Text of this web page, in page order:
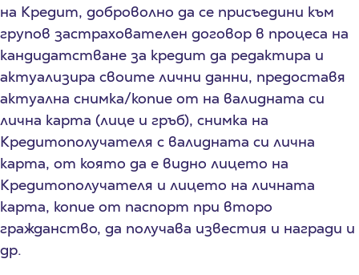
на Кредит, доброволно да се присъедини към
групов застрахователен договор в процеса на
кандидатстване за кредит да редактира и
актуализира своите лични данни, предоставя
актуална снимка/копие от на валидната си
лична карта (лице и гръб), снимка на
Кредитополучателя с валидната си лична
карта, от която да е видно лицето на
Кредитополучателя и лицето на личната
карта, копие от паспорт при второ
гражданство, да получава известия и награди и
др.